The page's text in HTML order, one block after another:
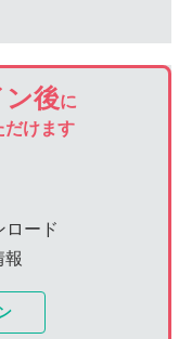
後に
だけます
ロード
報